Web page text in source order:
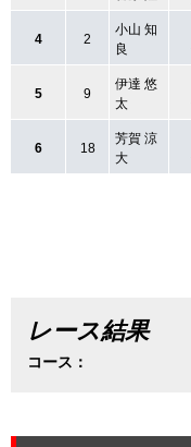
4 2
小山 知
良
5 9
伊達 悠
太
6 18
芳賀 涼
大
レース結果
コース：